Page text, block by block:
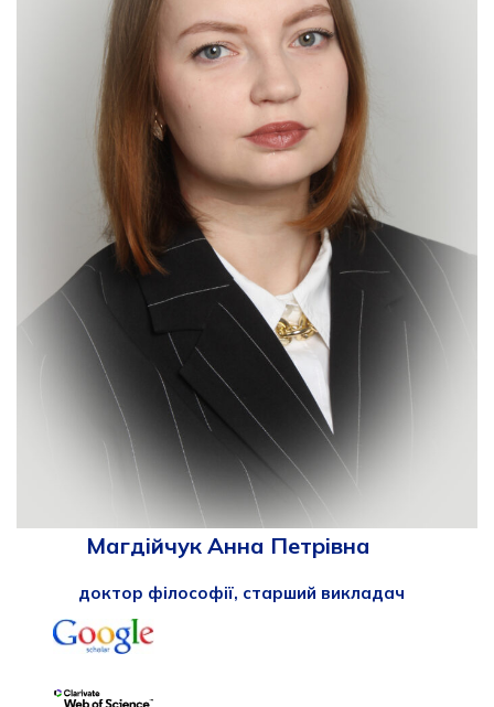
Магдійчук Анна Петрівна
доктор філософії, старший викладач